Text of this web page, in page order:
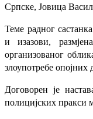
Српске, Јовица
Теме радног
и изазови,
организованог
злоупотребе опојних
Договорен је
полицијских пракси